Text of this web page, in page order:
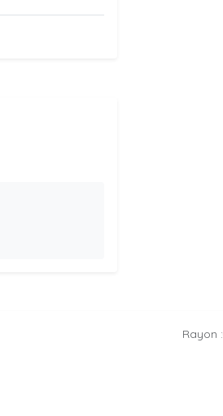
Rayon :